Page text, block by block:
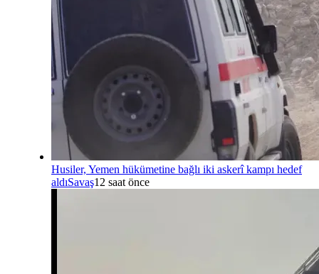
Husiler, Yemen hükümetine bağlı iki askerî kampı hedef
aldıSavaş12 saat önce